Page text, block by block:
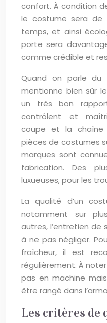
confort. À condition
le costume sera de
temps, et ainsi
porte sera
comme crédible et
Quand on parle du
mentionne bien sûr
un très bon
contrôlent et
coupe et la chaîne
pièces de costumes
marques sont
fabrication. Des
luxueuses, pour les
La qualité d’un
notamment sur
autres, l’entretien
à ne pas négliger.
fraîcheur, il est
régulièrement. À
pas en machine
être rangé dans
Les critères de